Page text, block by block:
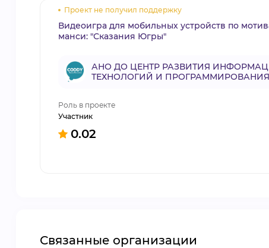
Проект не получил поддержку
Видеоигра для мобильных устройств по
манси: "Сказания Югры"
АНО ДО ЦЕНТР РАЗВИТИЯ
ТЕХНОЛОГИЙ И ПРОГРАММИРОВАНИЯ
Роль в проекте
Участник
0.02
Связанные организации